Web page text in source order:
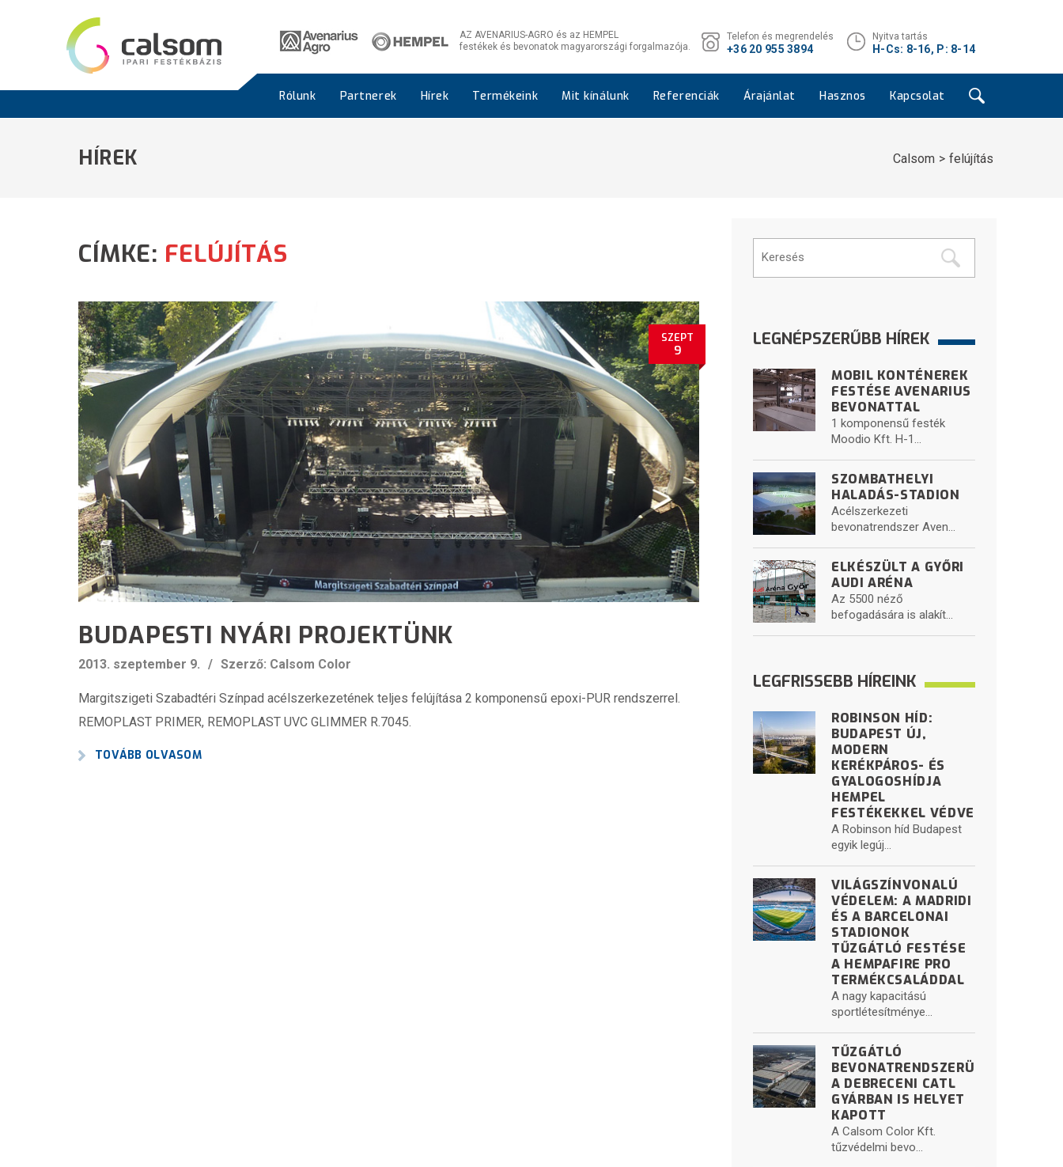
AZ AVENARIUS-AGRO és az HEMPEL
festékek és bevonatok magyarországi forgalmazója.
Telefon és megrendelés
+36 20 955 3894
Nyitva tartás
H-Cs: 8-16, P: 8-14
Rólunk Partnerek Hírek Termékeink Mit kínálunk Referenciák Árajánlat Hasznos Kapcsolat
HÍREK Calsom felújítás
CÍMKE: FELÚJÍTÁS
SZEPT
9
BUDAPESTI NYÁRI PROJEKTÜNK
2013. szeptember 9. Szerző: Calsom Color
Margitszigeti Szabadtéri Színpad acélszerkezetének teljes felújítása 2 komponensű epoxi-PUR rendszerrel.
REMOPLAST PRIMER, REMOPLAST UVC GLIMMER R.7045.
TOVÁBB OLVASOM
LEGNÉPSZERŰBB HÍREK
MOBIL KONTÉNEREK
FESTÉSE AVENARIUS
BEVONATTAL
1 komponensű festék
Moodio Kft. H-1...
SZOMBATHELYI
HALADÁS-STADION
Acélszerkezeti
bevonatrendszer Aven...
ELKÉSZÜLT A GYŐRI
AUDI ARÉNA
Az 5500 néző
befogadására is alakít...
LEGFRISSEBB HÍREINK
ROBINSON HÍD:
BUDAPEST ÚJ,
MODERN
KERÉKPÁROS- ÉS
GYALOGOSHÍDJA
HEMPEL
FESTÉKEKKEL VÉDVE
A Robinson híd Budapest
egyik legúj...
VILÁGSZÍNVONALÚ
VÉDELEM: A MADRIDI
ÉS A BARCELONAI
STADIONOK
TŰZGÁTLÓ FESTÉSE
A HEMPAFIRE PRO
TERMÉKCSALÁDDAL
A nagy kapacitású
sportlétesítménye...
TŰZGÁTLÓ
BEVONATRENDSZERÜNK
A DEBRECENI CATL
GYÁRBAN IS HELYET
KAPOTT
A Calsom Color Kft.
tűzvédelmi bevo...